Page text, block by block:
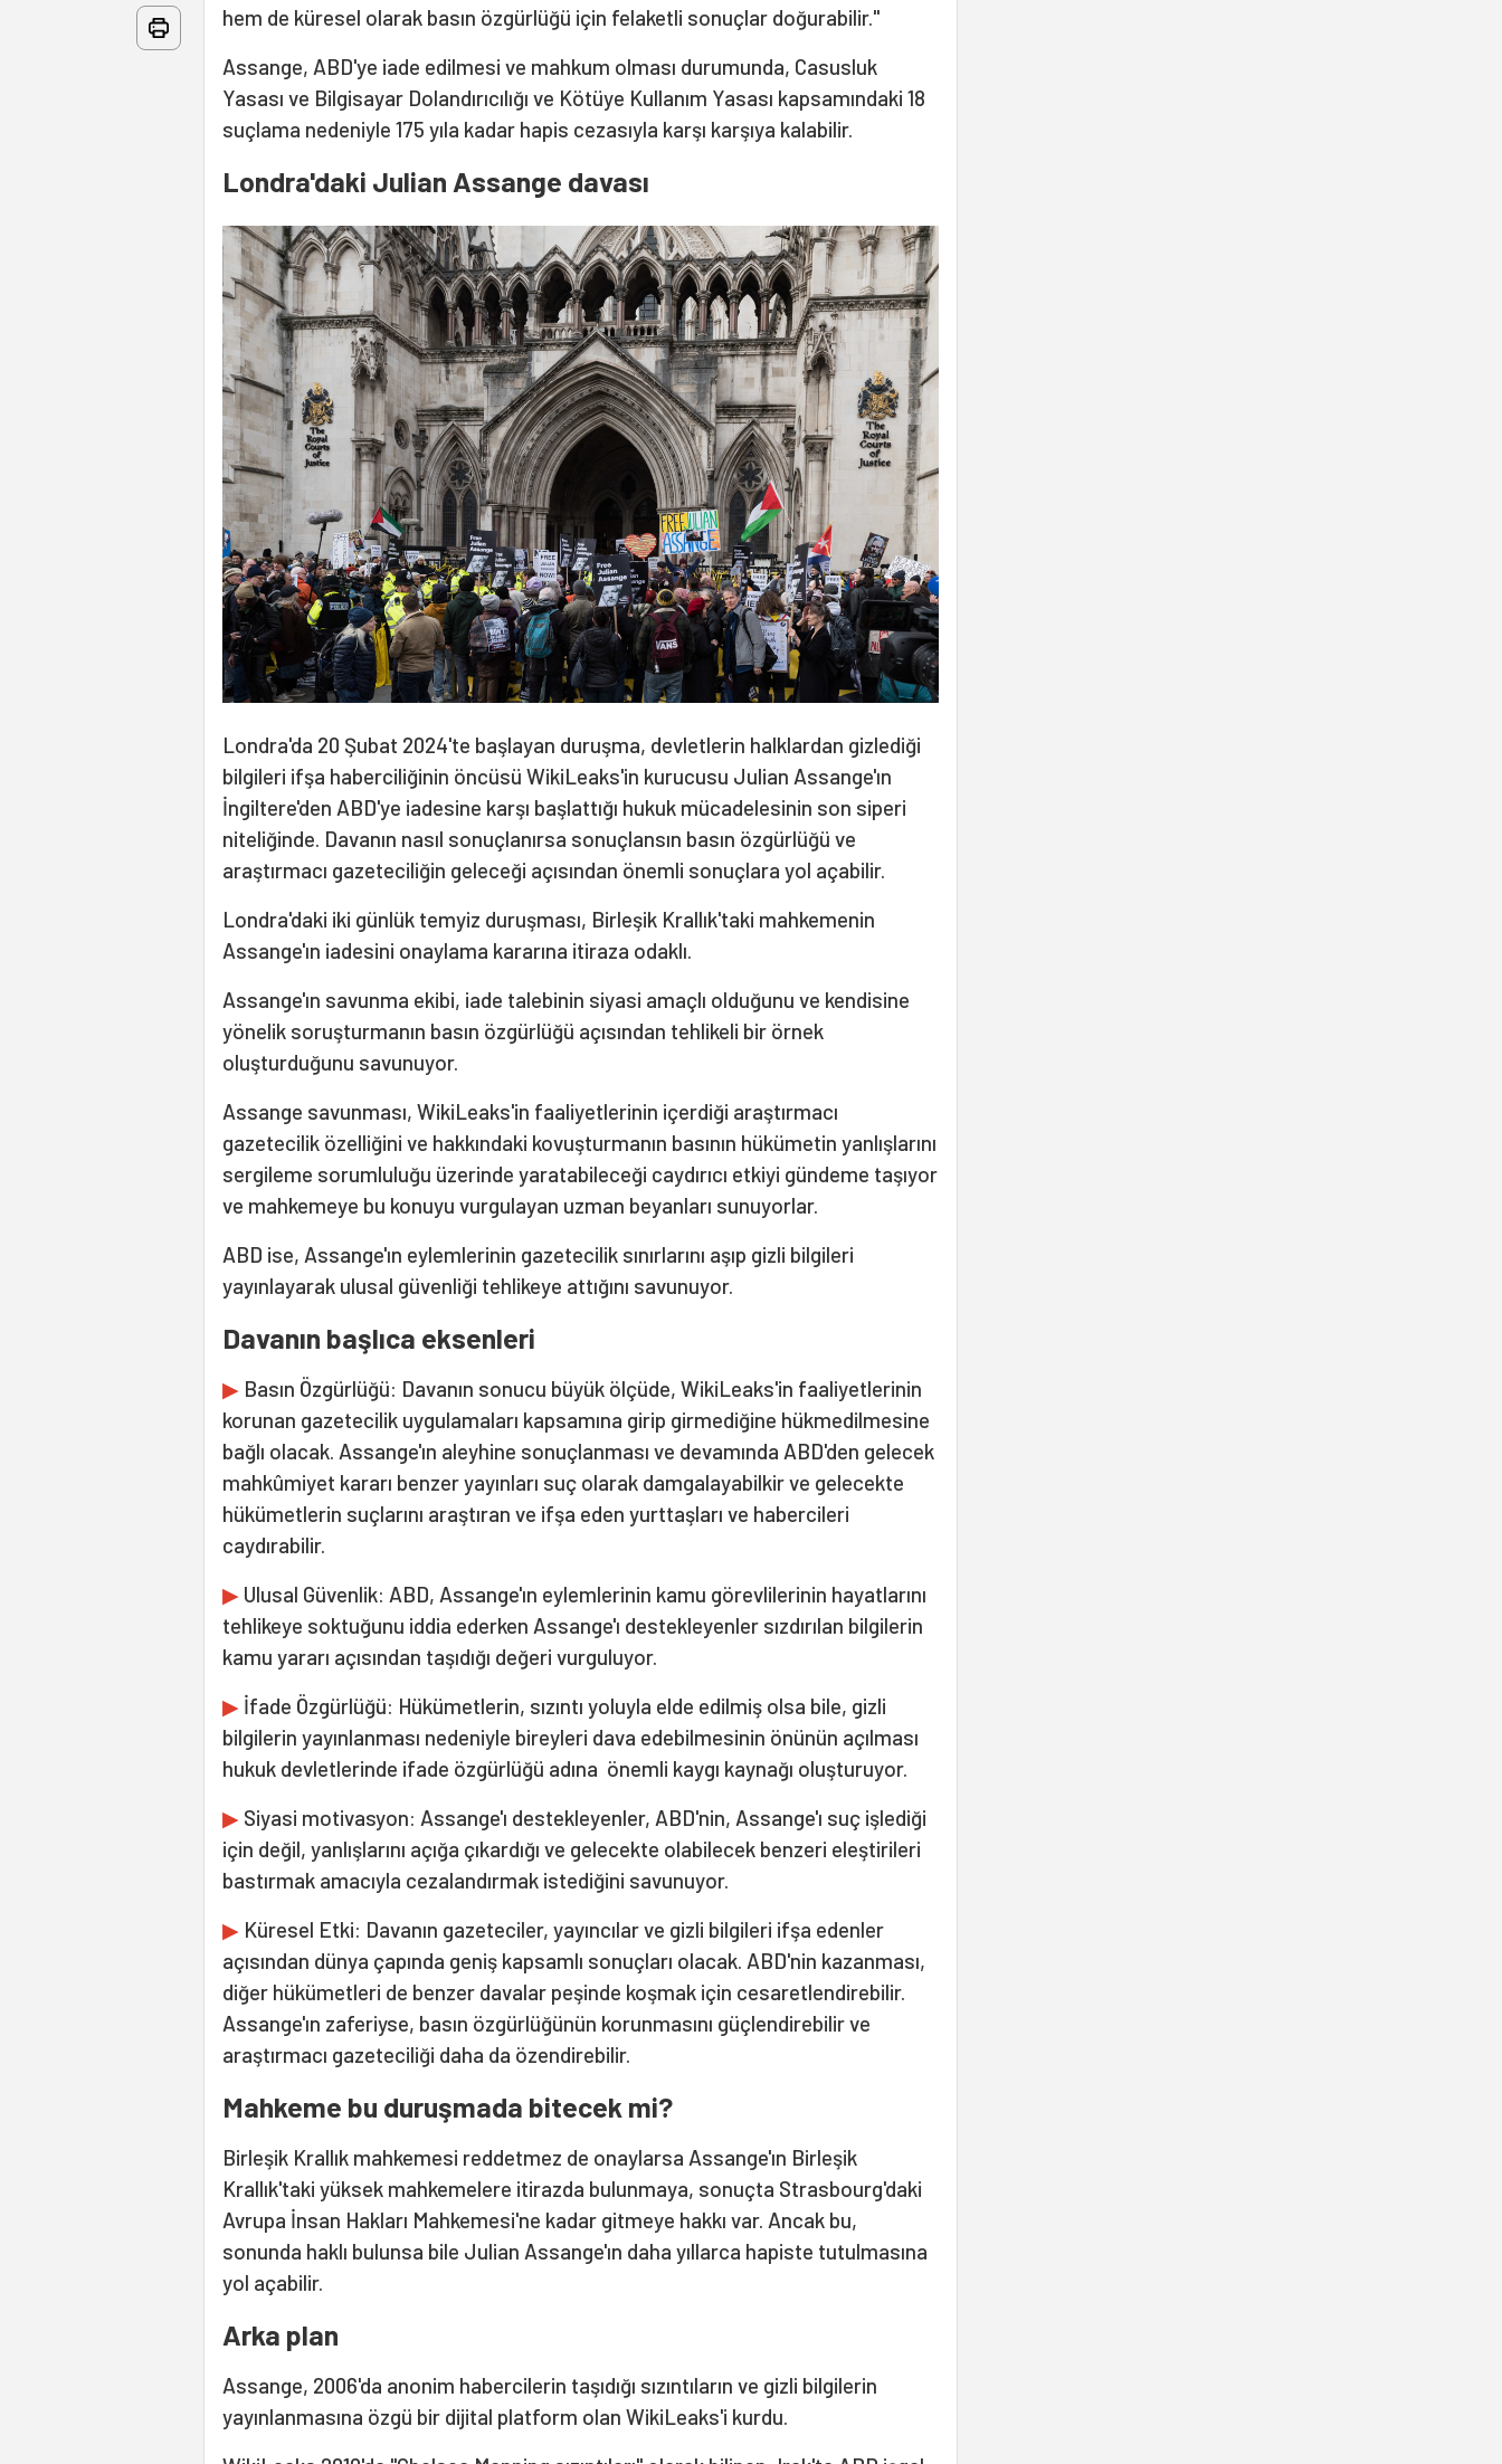
hem de küresel olarak basın özgürlüğü için felaketli sonuçlar doğurabilir."
Assange, ABD'ye iade edilmesi ve mahkum olması durumunda, Casusluk
Yasası ve Bilgisayar Dolandırıcılığı ve Kötüye Kullanım Yasası kapsamındaki 18
suçlama nedeniyle 175 yıla kadar hapis cezasıyla karşı karşıya kalabilir.
Londra'daki Julian Assange davası
Londra'da 20 Şubat 2024'te başlayan duruşma, devletlerin halklardan gizlediği
bilgileri ifşa haberciliğinin öncüsü WikiLeaks'in kurucusu Julian Assange'ın
İngiltere'den ABD'ye iadesine karşı başlattığı hukuk mücadelesinin son siperi
niteliğinde. Davanın nasıl sonuçlanırsa sonuçlansın basın özgürlüğü ve
araştırmacı gazeteciliğin geleceği açısından önemli sonuçlara yol açabilir.
Londra'daki iki günlük temyiz duruşması, Birleşik Krallık'taki mahkemenin
Assange'ın iadesini onaylama kararına itiraza odaklı.
Assange'ın savunma ekibi, iade talebinin siyasi amaçlı olduğunu ve kendisine
yönelik soruşturmanın basın özgürlüğü açısından tehlikeli bir örnek
oluşturduğunu savunuyor.
Assange savunması, WikiLeaks'in faaliyetlerinin içerdiği araştırmacı
gazetecilik özelliğini ve hakkındaki kovuşturmanın basının hükümetin yanlışlarını
sergileme sorumluluğu üzerinde yaratabileceği caydırıcı etkiyi gündeme taşıyor
ve mahkemeye bu konuyu vurgulayan uzman beyanları sunuyorlar.
ABD ise, Assange'ın eylemlerinin gazetecilik sınırlarını aşıp gizli bilgileri
yayınlayarak ulusal güvenliği tehlikeye attığını savunuyor.
Davanın başlıca eksenleri
▶ Basın Özgürlüğü: Davanın sonucu büyük ölçüde, WikiLeaks'in faaliyetlerinin
korunan gazetecilik uygulamaları kapsamına girip girmediğine hükmedilmesine
bağlı olacak. Assange'ın aleyhine sonuçlanması ve devamında ABD'den gelecek
mahkûmiyet kararı benzer yayınları suç olarak damgalayabilkir ve gelecekte
hükümetlerin suçlarını araştıran ve ifşa eden yurttaşları ve habercileri
caydırabilir.
▶ Ulusal Güvenlik: ABD, Assange'ın eylemlerinin kamu görevlilerinin hayatlarını
tehlikeye soktuğunu iddia ederken Assange'ı destekleyenler sızdırılan bilgilerin
kamu yararı açısından taşıdığı değeri vurguluyor.
▶ İfade Özgürlüğü: Hükümetlerin, sızıntı yoluyla elde edilmiş olsa bile, gizli
bilgilerin yayınlanması nedeniyle bireyleri dava edebilmesinin önünün açılması
hukuk devletlerinde ifade özgürlüğü adına önemli kaygı kaynağı oluşturuyor.
▶ Siyasi motivasyon: Assange'ı destekleyenler, ABD'nin, Assange'ı suç işlediği
için değil, yanlışlarını açığa çıkardığı ve gelecekte olabilecek benzeri eleştirileri
bastırmak amacıyla cezalandırmak istediğini savunuyor.
▶ Küresel Etki: Davanın gazeteciler, yayıncılar ve gizli bilgileri ifşa edenler
açısından dünya çapında geniş kapsamlı sonuçları olacak. ABD'nin kazanması,
diğer hükümetleri de benzer davalar peşinde koşmak için cesaretlendirebilir.
Assange'ın zaferiyse, basın özgürlüğünün korunmasını güçlendirebilir ve
araştırmacı gazeteciliği daha da özendirebilir.
Mahkeme bu duruşmada bitecek mi?
Birleşik Krallık mahkemesi reddetmez de onaylarsa Assange'ın Birleşik
Krallık'taki yüksek mahkemelere itirazda bulunmaya, sonuçta Strasbourg'daki
Avrupa İnsan Hakları Mahkemesi'ne kadar gitmeye hakkı var. Ancak bu,
sonunda haklı bulunsa bile Julian Assange'ın daha yıllarca hapiste tutulmasına
yol açabilir.
Arka plan
Assange, 2006'da anonim habercilerin taşıdığı sızıntıların ve gizli bilgilerin
yayınlanmasına özgü bir dijital platform olan WikiLeaks'i kurdu.